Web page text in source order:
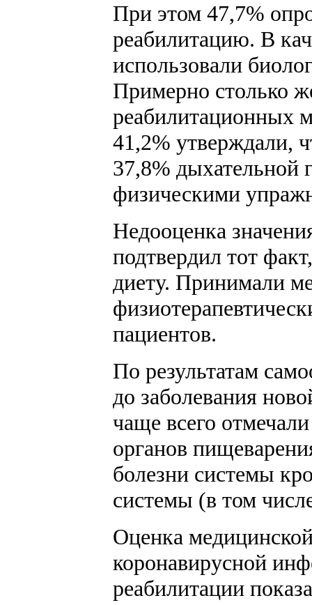
При этом 47,7%
реабилитацию. В
использовали
Примерно столько
реабилитационных
41,2% утверждали,
37,8% дыхательной
физическими
Недооценка
подтвердил тот
диету. Принимали
пациентов.
По результатам
до заболевания
чаще всего
органов
болезни системы
системы (в том
Оценка
коронавирусной
реабилитации